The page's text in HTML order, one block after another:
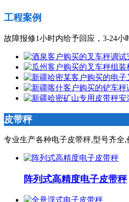
工程案例
故障报修1小时内给予回应，3-24小
皮带秤
专业生产各种电子皮带秤,型号齐全
阵列式高精度电子皮带秤